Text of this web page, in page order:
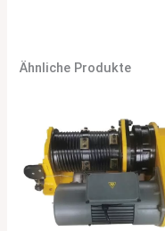
Ähnliche Produkte